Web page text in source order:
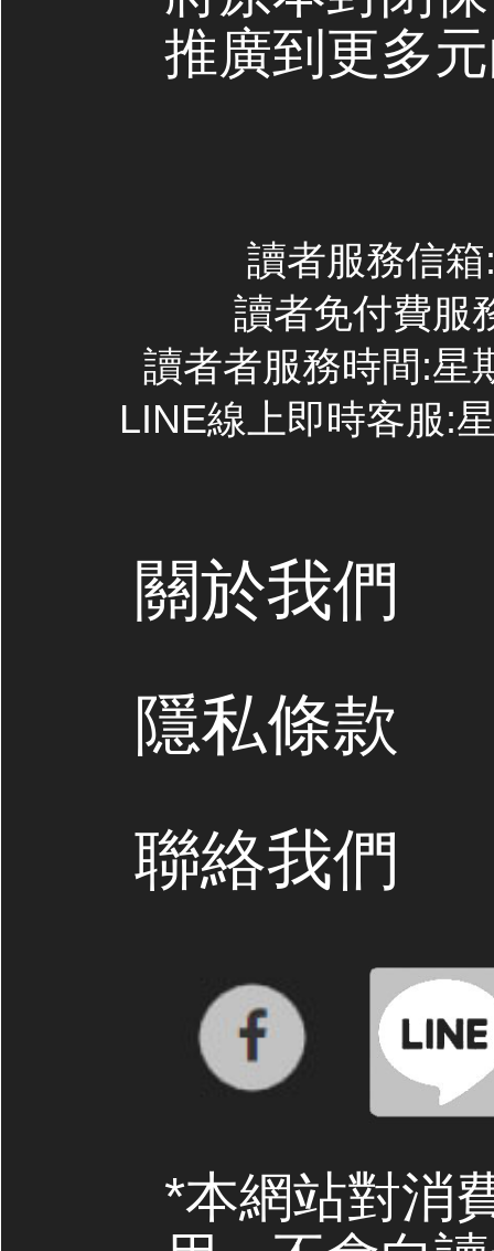
推廣到更多
讀者服務信
讀者免付費服
讀者者服務時間:星
LINE線上即時客服:
關於我們
隱私條款
聯絡我們
*本網站對消